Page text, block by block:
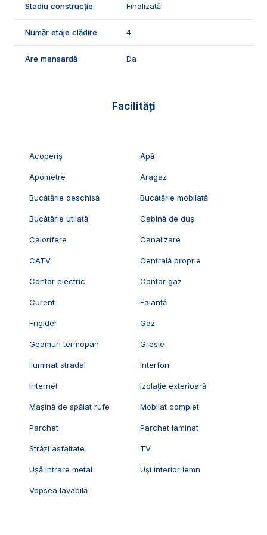
Exclusiv Imobiliare Alba!
ID Exclusiv - 2231435
Stadiu construcție Finalizată
Număr etaje clădire 4
Are mansardă Da
Facilități
Acoperiș Apă
Apometre Aragaz
Bucătărie deschisă Bucătărie mobilată
Bucătărie utilată Cabină de duș
Calorifere Canalizare
CATV Centrală proprie
Contor electric Contor gaz
Curent Faianță
Frigider Gaz
Geamuri termopan Gresie
Iluminat stradal Interfon
Internet Izolație exterioară
Mașină de spălat rufe Mobilat complet
Parchet Parchet laminat
Străzi asfaltate TV
Ușă intrare metal Uși interior lemn
Vopsea lavabilă